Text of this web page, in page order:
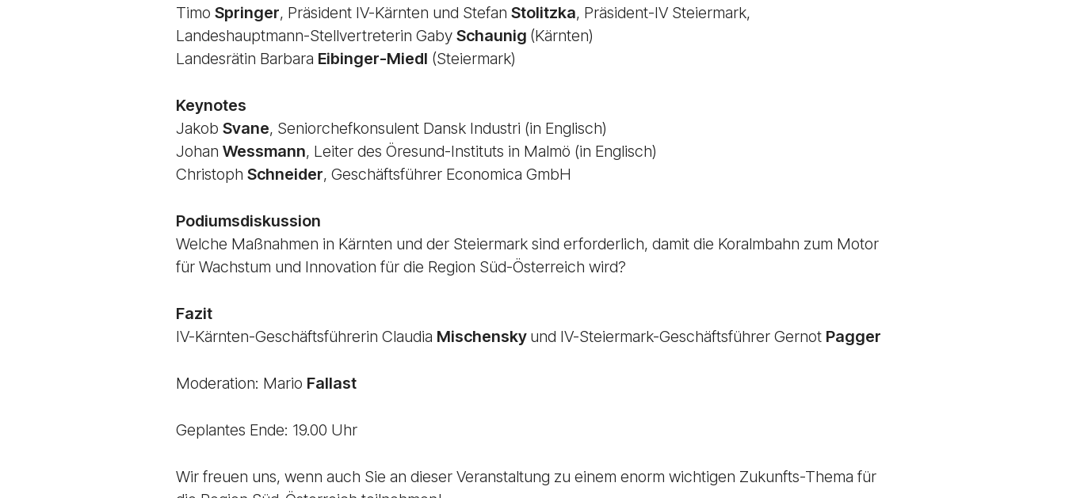
Timo Springer, Präsident IV-Kärnten und Stefan Stolitzka, Präsident-IV Steiermark,
Landeshauptmann-Stellvertreterin Gaby Schaunig (Kärnten)
Landesrätin Barbara Eibinger-Miedl (Steiermark)
Keynotes
Jakob Svane, Seniorchefkonsulent Dansk Industri (in Englisch)
Johan Wessmann, Leiter des Öresund-Instituts in Malmö (in Englisch)
Christoph Schneider, Geschäftsführer Economica GmbH
Podiumsdiskussion
Welche Maßnahmen in Kärnten und der Steiermark sind erforderlich, damit die Koralmbahn zum Motor
für Wachstum und Innovation für die Region Süd-Österreich wird?
Fazit
IV-Kärnten-Geschäftsführerin Claudia Mischensky und IV-Steiermark-Geschäftsführer Gernot Pagger
Moderation: Mario Fallast
Geplantes Ende: 19.00 Uhr
Wir freuen uns, wenn auch Sie an dieser Veranstaltung zu einem enorm wichtigen Zukunfts-Thema für